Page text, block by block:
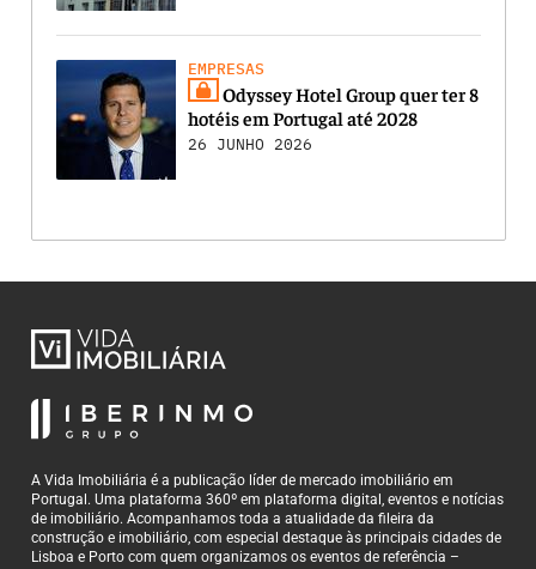
EMPRESAS
Odyssey Hotel Group quer ter 8
hotéis em Portugal até 2028
26 JUNHO 2026
A Vida Imobiliária é a publicação líder de mercado imobiliário em
Portugal. Uma plataforma 360º em plataforma digital, eventos e notícias
de imobiliário. Acompanhamos toda a atualidade da fileira da
construção e imobiliário, com especial destaque às principais cidades de
Lisboa e Porto com quem organizamos os eventos de referência –